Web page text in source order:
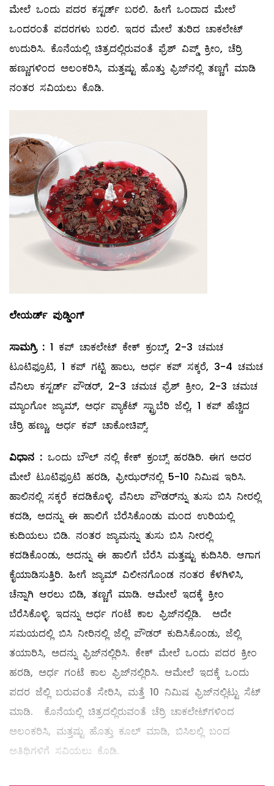
ಮೇಲೆ ಒಂದು ಪದರ ಕಸ್ಟರ್ಡ್‌ ಬರಲಿ. ಹೀಗೆ ಒಂದಾದ ಮೇಲೆ
ಒಂದರಂತೆ ಪದರಗಳು ಬರಲಿ. ಇದರ ಮೇಲೆ ತುರಿದ ಚಾಕಲೇಟ್‌
ಉದುರಿಸಿ. ಕೊನೆಯಲ್ಲಿ ಚಿತ್ರದಲ್ಲಿರುವಂತೆ ಫ್ರೆಶ್‌ ವಿಪ್ಡ್ ಕ್ರೀಂ, ಚೆರ್ರಿ
ಹಣ್ಣುಗಳಿಂದ ಅಲಂಕರಿಸಿ, ಮತ್ತಷ್ಟು ಹೊತ್ತು ಫ್ರಿಜ್‌ನಲ್ಲಿ ತಣ್ಣಗೆ ಮಾಡಿ
ನಂತರ ಸವಿಯಲು ಕೊಡಿ.
ಲೇಯರ್ಡ್‌ ಪುಡ್ಡಿಂಗ್‌
ಸಾಮಗ್ರಿ: 1 ಕಪ್‌ ಚಾಕಲೇಟ್‌ ಕೇಕ್‌ ಕ್ರಂಬ್ಸ್, 2-3 ಚಮಚ
ಟೂಟಿಫ್ರೂಟಿ, 1 ಕಪ್‌ ಗಟ್ಟಿ ಹಾಲು, ಅರ್ಧ ಕಪ್‌ ಸಕ್ಕರೆ, 3-4 ಚಮಚ
ವೆನಿಲಾ ಕಸ್ಟರ್ಡ್‌ ಪೌಡರ್‌, 2-3 ಚಮಚ ಫ್ರೆಶ್‌ ಕ್ರೀಂ, 2-3 ಚಮಚ
ಮ್ಯಾಂಗೋ ಜ್ಯಾಮ್, ಅರ್ಧ ಪ್ಯಾಕೆಟ್‌ ಸ್ಟ್ರಾಬೆರಿ ಜೆಲ್ಲಿ, 1 ಕಪ್‌ ಹೆಚ್ಚಿದ
ಚೆರ್ರಿ ಹಣ್ಣು, ಅರ್ಧ ಕಪ್‌ ಚಾಕೋಚಿಪ್ಸ್.
ವಿಧಾನ : ಒಂದು ಬೌಲ್ ನಲ್ಲಿ ಕೇಕ್‌ ಕ್ರಂಬ್ಸ್ ಹರಡಿರಿ. ಈಗ ಅದರ
ಮೇಲೆ ಟೂಟಿಫ್ರೂಟಿ ಹರಡಿ, ಫ್ರೀಝರ್‌ನಲ್ಲಿ 5-10 ನಿಮಿಷ ಇರಿಸಿ.
ಹಾಲಿನಲ್ಲಿ ಸಕ್ಕರೆ ಕದಡಿಕೊಳ್ಳಿ. ವೆನಿಲಾ ಪೌಡರ್‌ನ್ನು ತುಸು ಬಿಸಿ ನೀರಲ್ಲಿ
ಕದಡಿ, ಅದನ್ನು ಈ ಹಾಲಿಗೆ ಬೆರೆಸಿಕೊಂಡು ಮಂದ ಉರಿಯಲ್ಲಿ
ಕುದಿಯಲು ಬಿಡಿ. ನಂತರ ಜ್ಯಾಮನ್ನು ತುಸು ಬಿಸಿ ನೀರಲ್ಲಿ
ಕದಡಿಕೊಂಡು, ಅದನ್ನು ಈ ಹಾಲಿಗೆ ಬೆರೆಸಿ ಮತ್ತಷ್ಟು ಕುದಿಸಿರಿ. ಆಗಾಗ
ಕೈಯಾಡಿಸುತ್ತಿರಿ. ಹೀಗೆ ಜ್ಯಾಮ್ ವಿಲೀನಗೊಂಡ ನಂತರ ಕೆಳಗಿಳಿಸಿ,
ಚೆನ್ನಾಗಿ ಆರಲು ಬಿಡಿ, ತಣ್ಣಗೆ ಮಾಡಿ. ಆಮೇಲೆ ಇದಕ್ಕೆ ಕ್ರೀಂ
ಬೆರೆಸಿಕೊಳ್ಳಿ. ಇದನ್ನು ಅರ್ಧ ಗಂಟೆ ಕಾಲ ಫ್ರಿಜ್‌ನಲ್ಲಿಡಿ. ಅದೇ
ಸಮಯದಲ್ಲಿ ಬಿಸಿ ನೀರಿನಲ್ಲಿ ಜೆಲ್ಲಿ ಪೌಡರ್‌ ಕುದಿಸಿಕೊಂಡು, ಜೆಲ್ಲಿ
ತಯಾರಿಸಿ, ಅದನ್ನು ಫ್ರಿಜ್‌ನಲ್ಲಿರಿಸಿ. ಕೇಕ್‌ ಮೇಲೆ ಒಂದು ಪದರ ಕ್ರೀಂ
ಹರಡಿ, ಅರ್ಧ ಗಂಟೆ ಕಾಲ ಫ್ರಿಜ್‌ನಲ್ಲಿರಿಸಿ. ಆಮೇಲೆ ಇದಕ್ಕೆ ಒಂದು
ಪದರ ಜೆಲ್ಲಿ ಬರುವಂತೆ ಸೇರಿಸಿ, ಮತ್ತೆ 10 ನಿಮಿಷ ಫ್ರಿಜ್‌ನಲ್ಲಿಟ್ಟು ಸೆಟ್‌
ಮಾಡಿ. ಕೊನೆಯಲ್ಲಿ ಚಿತ್ರದಲ್ಲಿರುವಂತೆ ಚೆರ್ರಿ ಚಾಕಲೇಟ್‌ಗಳಿಂದ
ಅಲಂಕರಿಸಿ, ಮತ್ತಷ್ಟು ಹೊತ್ತು ಕೂಲ್‌ ಮಾಡಿ, ಬಿಸಿಲಲ್ಲಿ ಬಂದ
ಅತಿಥಿಗಳಿಗೆ ಸವಿಯಲು ಕೊಡಿ.